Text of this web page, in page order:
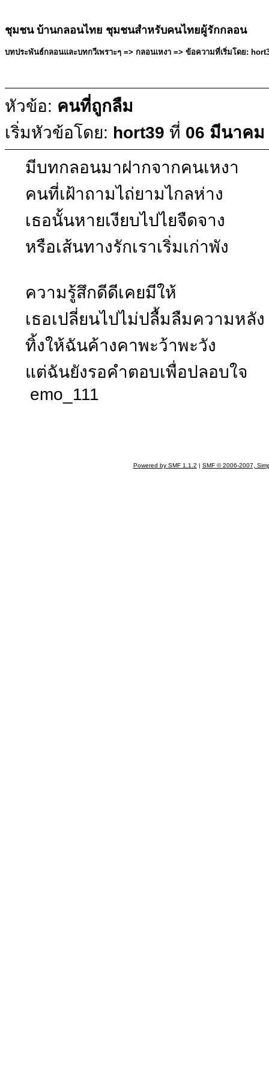
ชุมชน บ้านกลอนไทย ชุมชนสำหรับคนไทยผู้รักกลอน
บทประพันธ์กลอนและบทกวีเพราะๆ => กลอนเหงา => ข้อความที่เริ่มโดย:
หัวข้อ: คนที่ถูกลืม
เริ่มหัวข้อโดย: hort39 ที่ 06 มีนาคม
มีบทกลอนมาฝากจากคนเหงา
คนที่เฝ้าถามไถ่ยามไกลห่าง
เธอนั้นหายเงียบไปไยจืดจาง
หรือเส้นทางรักเราเริ่มเก่าพัง
ความรู้สึกดีดีเคยมีให้
เธอเปลี่ยนไปไม่ปลื้มลืมความหลัง
ทิ้งให้ฉันค้างคาพะว้าพะวัง
แต่ฉันยังรอคำตอบเพื่อปลอบใจ
emo_111
Powered by SMF 1.1.2 | SMF © 2006-2007,